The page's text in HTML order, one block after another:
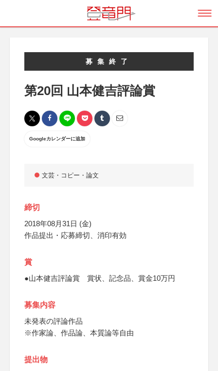
募集終了
第20回 山本健吉評論賞
Googleカレンダーに追加
文芸・コピー・論文
締切
2018年08月31日 (金)
作品提出・応募締切、消印有効
賞
●山本健吉評論賞 賞状、記念品、賞金10万円
募集内容
未発表の評論作品
※作家論、作品論、本質論等自由
提出物